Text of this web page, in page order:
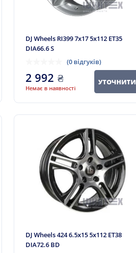
DJ Wheels RI399 7x17 5x112 ET35
DIA66.6 S
(0 відгуків)
2 992 ₴
Немає в наявності
УТОЧНИТИ
DJ Wheels 424 6.5x15 5x112 ET38
DIA72.6 BD